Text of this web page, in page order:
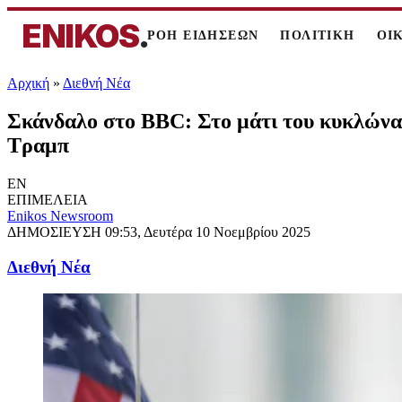
ENIKOS.ΡΟΗ ΕΙΔΗΣΕΩΝ ΠΟΛΙΤΙΚΗ
Αρχική » Διεθνή Νέα
Σκάνδαλο στο BBC: Στο μάτι του κυκλώνα
Τραμπ
EN
ΕΠΙΜΕΛΕΙΑ
Enikos Newsroom
ΔΗΜΟΣΙΕΥΣΗ 09:53, Δευτέρα 10 Νοεμβρίου 2025
Διεθνή Νέα